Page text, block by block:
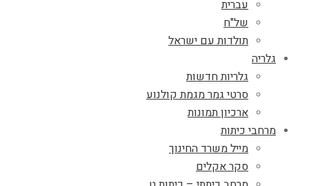
עברית
של"ח
תולדות עם ישראל
גלריה
גלריות חדשות
סרטי גמר מגמת קולנוע
ארכיון תמונות
מרחבי כיתות
מייל משרד החינוך
סקר אקלים